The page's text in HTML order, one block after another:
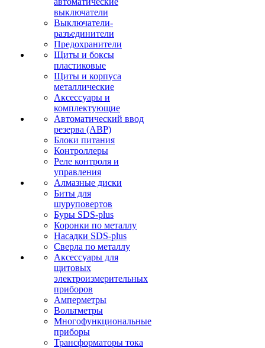
выключатели
Выключатели-
разъединители
Предохранители
Щиты и боксы
пластиковые
Щиты и корпуса
металлические
Аксессуары и
комплектующие
Автоматический ввод
резерва (АВР)
Блоки питания
Контроллеры
Реле контроля и
управления
Алмазные диски
Биты для
шуруповертов
Буры SDS-plus
Коронки по металлу
Насадки SDS-plus
Сверла по металлу
Аксессуары для
щитовых
электроизмерительных
приборов
Амперметры
Вольтметры
Многофункциональные
приборы
Трансформаторы тока